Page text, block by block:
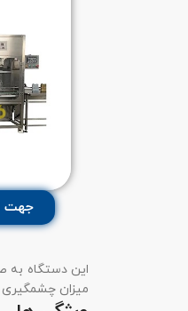
جهت
این دستگاه به
میزان